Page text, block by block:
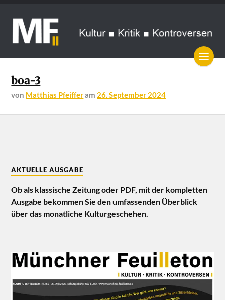
boa-3
von Matthias Pfeifferam 26. September 2024
AKTUELLE AUSGABE
Ob als klassische Zeitung oder PDF, mit der kompletten
Ausgabe bekommen Sie den umfassenden Überblick
über das monatliche Kulturgeschehen.